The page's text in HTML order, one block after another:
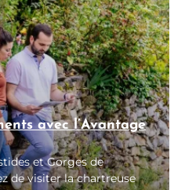
avec l’Avantage
et Gorges de
de visiter la chartreuse